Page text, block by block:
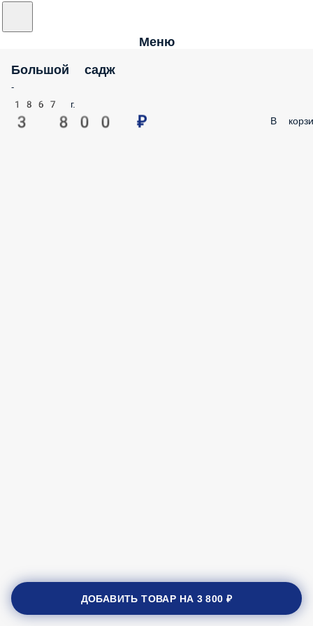
Меню
Большой садж
-
1867 г.
3 800 ₽ В
ДОБАВИТЬ ТОВАР НА 3 800 ₽